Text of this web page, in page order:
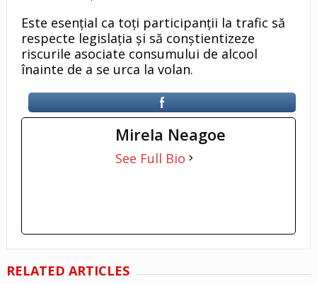
Este esențial ca toți participanții la trafic să
respecte legislația și să conștientizeze
riscurile asociate consumului de alcool
înainte de a se urca la volan.
Mirela Neagoe
See Full Bio
RELATED ARTICLES